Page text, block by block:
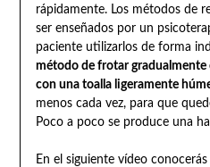
rápidamente. Los métodos de
ser enseñados por un
paciente utilizarlos de forma
método de frotar gradualmente
con una toalla ligeramente
menos cada vez, para que
Poco a poco se produce una
En el siguiente vídeo